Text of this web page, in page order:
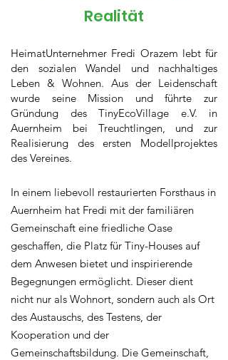
Realität
HeimatUnternehmer Fredi Orazem lebt für
den sozialen Wandel und nachhaltiges
Leben & Wohnen. Aus der Leidenschaft
wurde seine Mission und führte zur
Gründung des TinyEcoVillage e.V. in
Auernheim bei Treuchtlingen, und zur
Realisierung des ersten Modellprojektes
des Vereines.
In einem liebevoll restaurierten Forsthaus in
Auernheim hat Fredi mit der familiären
Gemeinschaft eine friedliche Oase
geschaffen, die Platz für Tiny-Houses auf
dem Anwesen bietet und inspirierende
Begegnungen ermöglicht. Dieser dient
nicht nur als Wohnort, sondern auch als Ort
des Austauschs, des Testens, der
Kooperation und der
Gemeinschaftsbildung. Die Gemeinschaft,